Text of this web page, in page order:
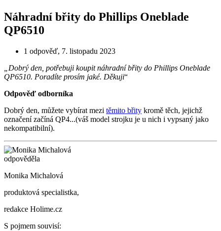
Náhradní břity do Phillips Oneblade
QP6510
1 odpověď, 7. listopadu 2023
„Dobrý den, potřebuji koupit náhradní břity do Phillips Oneblade
QP6510. Poradíte prosím jaké. Děkuji“
Odpověď odborníka
Dobrý den, můžete vybírat mezi těmito břity kromě těch, jejichž
označení začíná QP4...(váš model strojku je u nich i vypsaný jako
nekompatibilní).
odpověděla
Monika Michalová
produktová specialistka,
redakce Holime.cz
S pojmem souvisí: